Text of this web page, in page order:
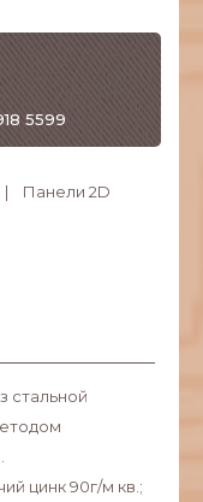
5599
Панели 2D
стальной
цинк 90г/м кв.;